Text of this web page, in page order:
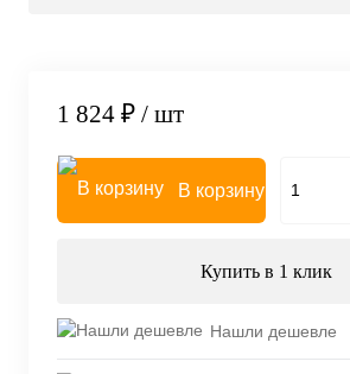
1 824 ₽ / шт
В корзину
Купить в 1 клик
Нашли дешевле